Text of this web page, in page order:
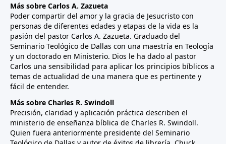
Más sobre Carlos A. Zazueta
Poder compartir del amor y la gracia de Jesucristo con
personas de diferentes edades y etapas de la vida es la
pasión del pastor Carlos A. Zazueta. Graduado del
Seminario Teológico de Dallas con una maestría en Teología
y un doctorado en Ministerio. Dios le ha dado al pastor
Carlos una sensibilidad para aplicar los principios bíblicos a
temas de actualidad de una manera que es pertinente y
fácil de entender.
Más sobre Charles R. Swindoll
Precisión, claridad y aplicación práctica describen el
ministerio de enseñanza bíblica de Charles R. Swindoll.
Quien fuera anteriormente presidente del Seminario